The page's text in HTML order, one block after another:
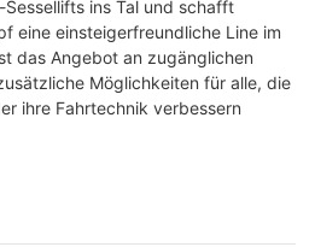
ins Tal und schafft
eine einsteigerfreundliche Line im
das Angebot an zugänglichen
Möglichkeiten für alle, die
ihre Fahrtechnik verbessern